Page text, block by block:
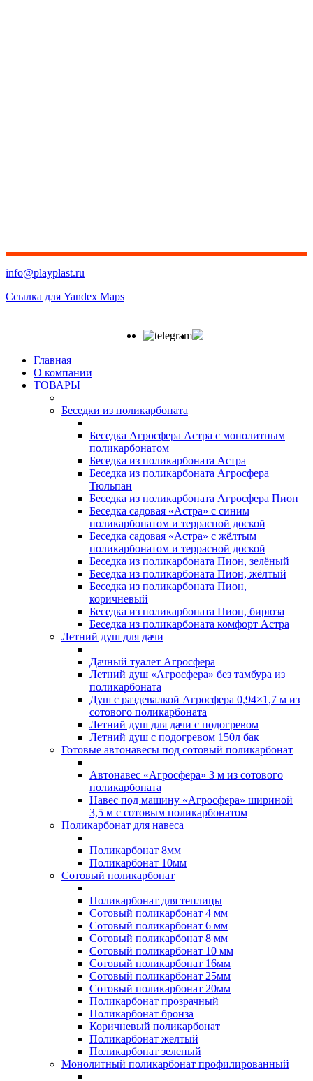
info@playplast.ru
Ссылка для Yandex Maps
Главная
О компании
ТОВАРЫ
Беседки из поликарбоната
Беседка Агросфера Астра с монолитным
поликарбонатом
Беседка из поликарбоната Астра
Беседка из поликарбоната Агросфера
Тюльпан
Беседка из поликарбоната Агросфера Пион
Беседка садовая «Астра» с синим
поликарбонатом и террасной доской
Беседка садовая «Астра» с жёлтым
поликарбонатом и террасной доской
Беседка из поликарбоната Пион, зелёный
Беседка из поликарбоната Пион, жёлтый
Беседка из поликарбоната Пион,
коричневый
Беседка из поликарбоната Пион, бирюза
Беседка из поликарбоната комфорт Астра
Летний душ для дачи
Дачный туалет Агросфера
Летний душ «Агросфера» без тамбура из
поликарбоната
Душ с раздевалкой Агросфера 0,94×1,7 м из
сотового поликарбоната
Летний душ для дачи с подогревом
Летний душ с подогревом 150л бак
Готовые автонавесы под сотовый поликарбонат
Автонавес «Агросфера» 3 м из сотового
поликарбоната
Навес под машину «Агросфера» шириной
3,5 м с сотовым поликарбонатом
Поликарбонат для навеса
Поликарбонат 8мм
Поликарбонат 10мм
Сотовый поликарбонат
Поликарбонат для теплицы
Сотовый поликарбонат 4 мм
Сотовый поликарбонат 6 мм
Сотовый поликарбонат 8 мм
Сотовый поликарбонат 10 мм
Сотовый поликарбонат 16мм
Сотовый поликарбонат 25мм
Сотовый поликарбонат 20мм
Поликарбонат прозрачный
Поликарбонат бронза
Коричневый поликарбонат
Поликарбонат желтый
Поликарбонат зеленый
Монолитный поликарбонат профилированный